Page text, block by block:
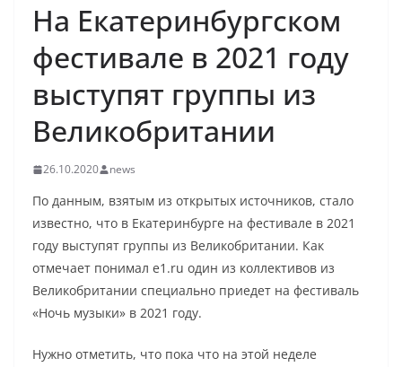
На Екатеринбургском
фестивале в 2021 году
выступят группы из
Великобритании
26.10.2020 news
По данным, взятым из открытых источников, стало
известно, что в Екатеринбурге на фестивале в 2021
году выступят группы из Великобритании. Как
отмечает понимал e1.ru один из коллективов из
Великобритании специально приедет на фестиваль
«Ночь музыки» в 2021 году.
Нужно отметить, что пока что на этой неделе